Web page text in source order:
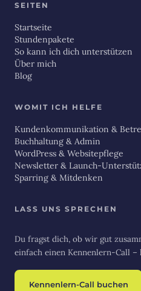
SEITEN
Startseite
Stundenpakete
So kann ich dich unterstützen
Über mich
Blog
WOMIT ICH HELFE
Kundenkommunikation &
Buchhaltung & Admin
WordPress & Websitepflege
Newsletter & Launch-
Sparring & Mitdenken
LASS UNS SPRECHEN
Du fragst dich, ob wir gut
einfach einen Kennenlern-Call
Kennenlern-Call buchen